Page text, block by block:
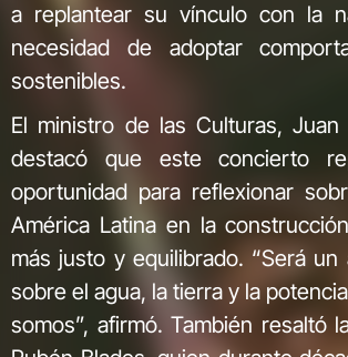
a replantear su vínculo con la
necesidad de adoptar
sostenibles.
El ministro de las Culturas, Juan
destacó que este concierto
oportunidad para reflexionar
América Latina en la
más justo y equilibrado. “Será un
sobre el agua, la tierra y la
somos”, afirmó. También resaltó